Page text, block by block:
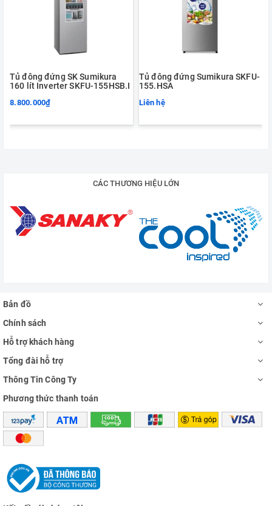
Tủ đông đứng SK Sumikura
160 lít Inverter SKFU-155HSB.I
8.800.000₫
Tủ đông đứng Sumikura SKFU-
155.HSA
Liên hệ
CÁC THƯƠNG HIỆU LỚN
Bản đồ
Chính sách
Hỗ trợ khách hàng
Tổng đài hỗ trợ
Thông Tin Công Ty
Phương thức thanh toán